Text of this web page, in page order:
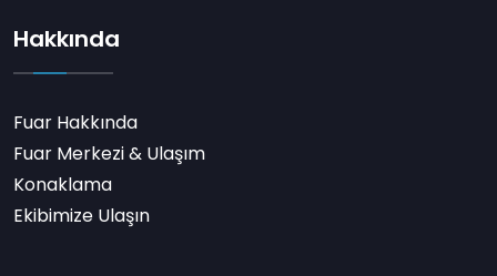
Hakkında
Fuar Hakkında
Fuar Merkezi & Ulaşım
Konaklama
Ekibimize Ulaşın